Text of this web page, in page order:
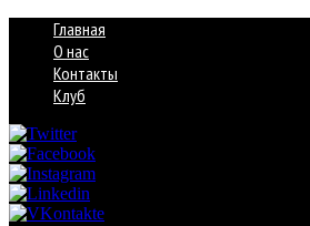
Главная
О нас
Контакты
Клуб